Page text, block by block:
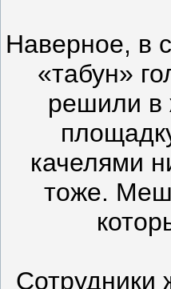
Наверное, в
«табун»
решили в
качелями
тоже.
Сотрудники